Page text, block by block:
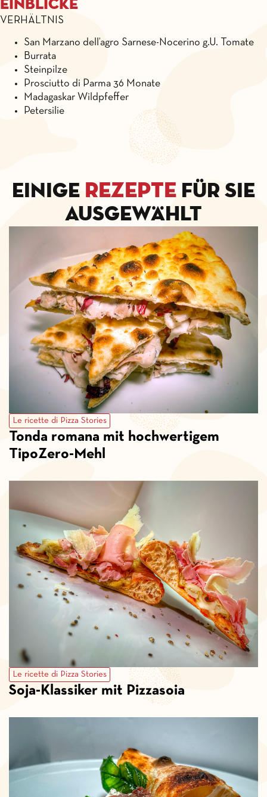
Einblicke
VERHÄLTNIS
San Marzano dell’agro Sarnese-Nocerino g.U. Tomate
Burrata
Steinpilze
Prosciutto di Parma 36 Monate
Madagaskar Wildpfeffer
Petersilie
Einige Rezepte für Sie
ausgewählt
Le ricette di Pizza Stories
Tonda romana mit hochwertigem
TipoZero-Mehl
Le ricette di Pizza Stories
Soja-Klassiker mit Pizzasoia